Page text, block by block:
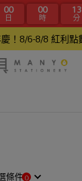
00
日 00
時 13
分
！8/6-8/8 紅利點
條件